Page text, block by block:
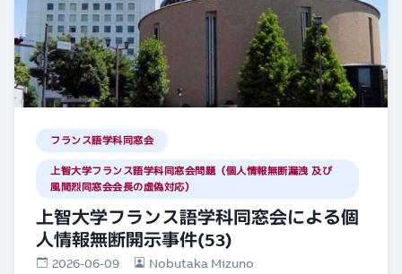
フランス語学科同窓会
上智大学フランス語学科同窓会問題（個人情報無断漏洩 及び
風間烈同窓会会長の虚偽対応）
上智大学フランス語学科同窓会による個
人情報無断開示事件(53)
2026-06-09 Nobutaka Mizuno